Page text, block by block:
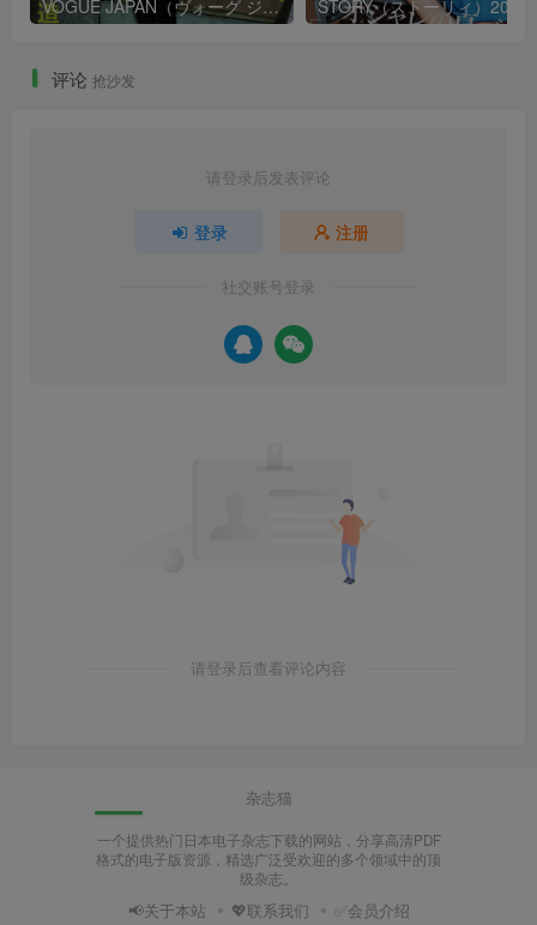
VOGUE JAPAN（ヴォーグ ジャパン）2026年9月号
评论 抢沙发
请登录后发表评论
登录 注册
社交账号登录
请登录后查看评论内容
杂志猫
一个提供热门日本电子杂志下载的网站，分享高清PDF
格式的电子版资源，精选广泛受欢迎的多个领域中的顶
级杂志。
📢关于本站 💖联系我们 ✅会员介绍